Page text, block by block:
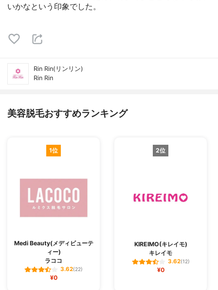
いかなという印象でした。
Rin Rin(リンリン)
Rin Rin
美容脱毛おすすめランキング
1位
Medi Beauty(メディビューテ
ィー)
ラココ
3.62(22)
¥0
2位
KIREIMO(キレイモ)
キレイモ
3.62(12)
¥0